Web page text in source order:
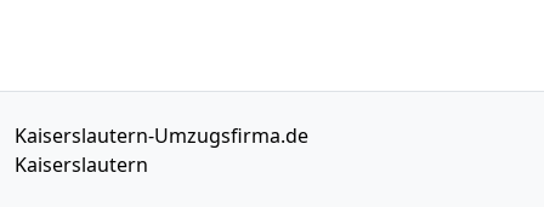
Kaiserslautern-Umzugsfirma.de
Kaiserslautern